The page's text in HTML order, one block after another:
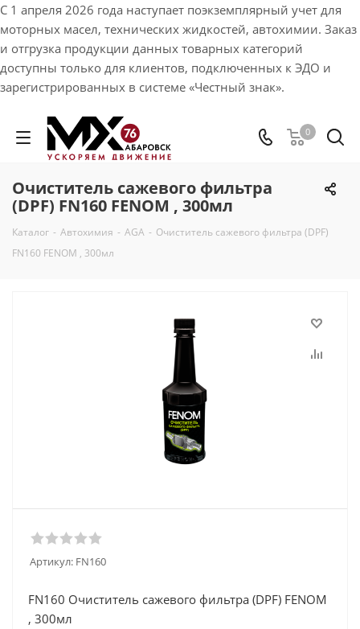
С 1 апреля 2026 года наступает поэкземплярный учет для
моторных масел, технических жидкостей, автохимии. Заказ
и отгрузка продукции данных товарных категорий
доступны только для клиентов, подключенных к ЭДО и
зарегистрированных в системе «Честный знак».
0
Очиститель сажевого фильтра
(DPF) FN160 FENOM , 300мл
Каталог - Автохимия - AGA - Очиститель сажевого фильтра (DPF)
FN160 FENOM , 300мл
Артикул: FN160
FN160 Очиститель сажевого фильтра (DPF) FENOM
, 300мл